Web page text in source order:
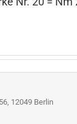
12049 Berlin